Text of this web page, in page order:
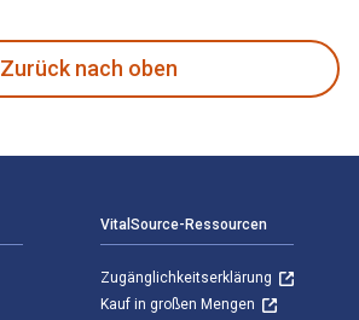
Zurück nach oben
VitalSource-Ressourcen
Zugänglichkeitserklärung
Kauf in großen Mengen